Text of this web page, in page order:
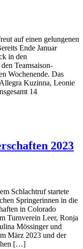
auf einen gelungenen
Ende Januar
in den
Teamsaison-
Wochenende. Das
Kuzinna, Leonie
14
2023
Schlachtruf startete
Springerinnen in die
in Colorado
Turnverein Leer, Ronja
Mössinger und
März 2023 und der
[…]